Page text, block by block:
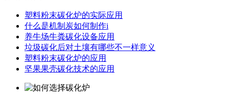
塑料粉末碳化炉的实际应用
什么是机制炭如何制作i
养牛场牛粪碳化设备应用
垃圾碳化后对土壤有哪些不一样意义
塑料粉末碳化炉的应用
坚果果壳碳化技术的应用